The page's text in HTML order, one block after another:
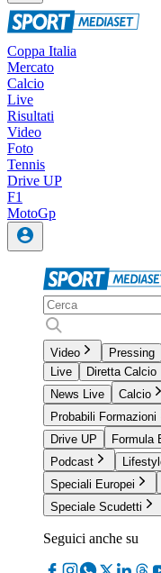
Coppa Italia
Mercato
Calcio
Live
Risultati
Video
Foto
Tennis
Drive UP
F1
MotoGp
Video Pressing
Live
Diretta Calcio
News Live
Calcio
Probabili Formazioni
Drive UP
Formula
Podcast
Speciali Europei
Speciale Scudetti
Seguici anche su